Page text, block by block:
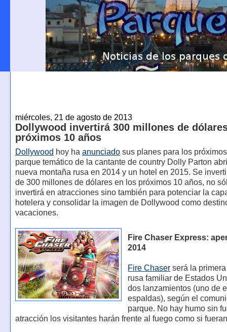
miércoles, 21 de agosto de 2013
Dollywood invertirá 300 millones de
próximos 10 años
Dollywood hoy ha anunciadosus planes para los
parque temático de la cantante de country Dolly Parton
nueva montaña rusa en 2014 y un hotel en 2015. Se
de 300 millones de dólares en los próximos 10 años, no
invertirá en atracciones sino también para potenciar la
hotelera y consolidar la imagen de Dollywood como
vacaciones.
Fire Chaser Express:
2014
Fire Chaser será la
rusa familiar de Estados
dos lanzamientos (uno de
espaldas), según el
parque. No hay humo sin
atracción los visitantes harán frente al fuego como si